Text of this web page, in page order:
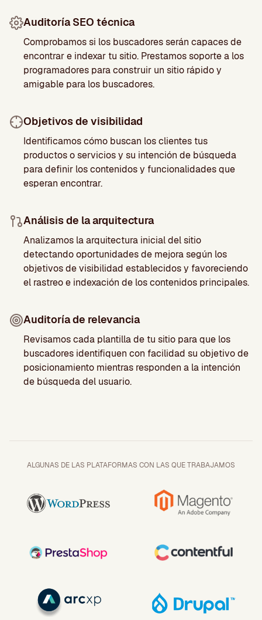
Auditoría SEO técnica
Comprobamos si los buscadores serán capaces de
encontrar e indexar tu sitio. Prestamos soporte a los
programadores para construir un sitio rápido y
amigable para los buscadores.
Objetivos de visibilidad
Identificamos cómo buscan los clientes tus
productos o servicios y su intención de búsqueda
para definir los contenidos y funcionalidades que
esperan encontrar.
Análisis de la arquitectura
Analizamos la arquitectura inicial del sitio
detectando oportunidades de mejora según los
objetivos de visibilidad establecidos y favoreciendo
el rastreo e indexación de los contenidos principales.
Auditoría de relevancia
Revisamos cada plantilla de tu sitio para que los
buscadores identifiquen con facilidad su objetivo de
posicionamiento mientras responden a la intención
de búsqueda del usuario.
ALGUNAS DE LAS PLATAFORMAS CON LAS QUE TRABAJAMOS